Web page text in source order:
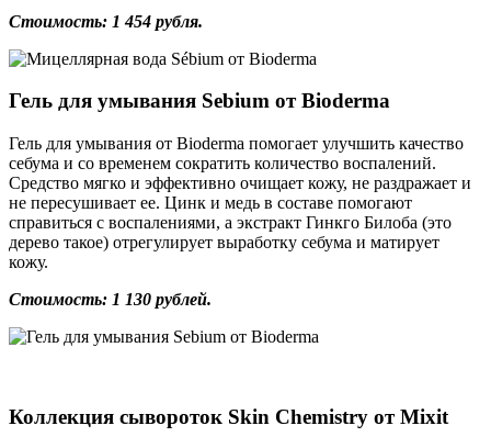
Стоимость: 1 454 рубля.
Гель для умывания Sebium от Bioderma
Гель для умывания от Bioderma помогает улучшить качество
себума и со временем сократить количество воспалений.
Средство мягко и эффективно очищает кожу, не раздражает и
не пересушивает ее. Цинк и медь в составе помогают
справиться с воспалениями, а экстракт Гинкго Билоба (это
дерево такое) отрегулирует выработку себума и матирует
кожу.
Стоимость: 1 130 рублей.
Коллекция сывороток Skin Chemistry от Mixit